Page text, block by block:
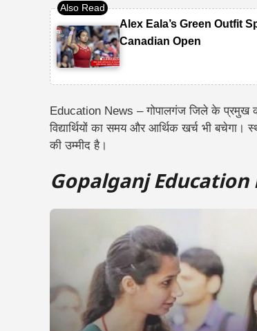
Alex Eala’s Green Outfit
Canadian Open
Education News – गोपालगंज जिले के प्रमुख
विद्यार्थियों का समय और आर्थिक खर्च भी बचेगा।
की उम्मीद है।
Gopalganj Education